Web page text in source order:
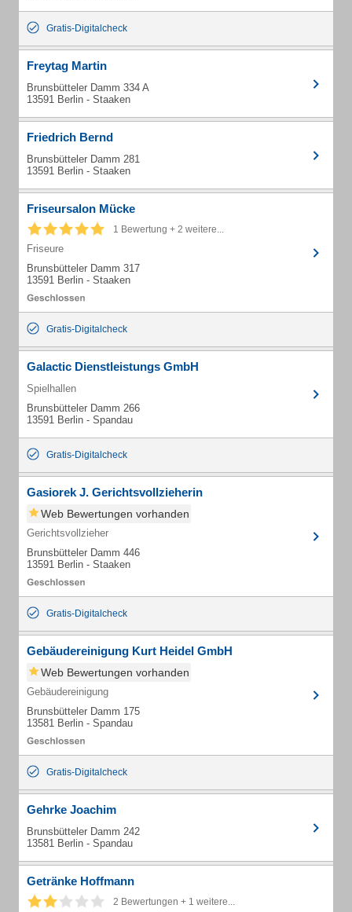
Gratis-Digitalcheck
Freytag Martin
Brunsbütteler Damm 334 A
13591 Berlin - Staaken
Friedrich Bernd
Brunsbütteler Damm 281
13591 Berlin - Staaken
Friseursalon Mücke
1 Bewertung + 2 weitere...
Friseure
Brunsbütteler Damm 317
13591 Berlin - Staaken
Gratis-Digitalcheck
Galactic Dienstleistungs GmbH
Spielhallen
Brunsbütteler Damm 266
13591 Berlin - Spandau
Gratis-Digitalcheck
Gasiorek J. Gerichtsvollzieherin
Web Bewertungen vorhanden
Gerichtsvollzieher
Brunsbütteler Damm 446
13591 Berlin - Staaken
Gratis-Digitalcheck
Gebäudereinigung Kurt Heidel GmbH
Web Bewertungen vorhanden
Gebäudereinigung
Brunsbütteler Damm 175
13581 Berlin - Spandau
Gratis-Digitalcheck
Gehrke Joachim
Brunsbütteler Damm 242
13581 Berlin - Spandau
Getränke Hoffmann
2 Bewertungen + 1 weitere...